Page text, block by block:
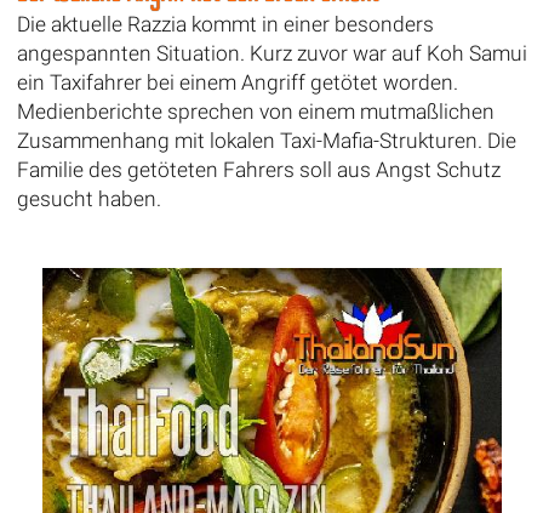
Die aktuelle Razzia kommt in einer besonders
angespannten Situation. Kurz zuvor war auf Koh Samui
ein Taxifahrer bei einem Angriff getötet worden.
Medienberichte sprechen von einem mutmaßlichen
Zusammenhang mit lokalen Taxi-Mafia-Strukturen. Die
Familie des getöteten Fahrers soll aus Angst Schutz
gesucht haben.